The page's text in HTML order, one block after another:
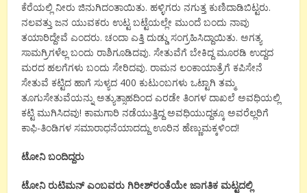
ಕೆರೆಯಲ್ಲಿ ನೀರು ಜಿನುಗಿದಂತಾಯಿತು. ಹಳ್ಳಿಗರು ನಗುತ್ತ ಕುಣಿದಾಡಿಬಿಟ್ಟರು.
ನಲವತ್ತು ಜನ ಯುವಕರು ಉಟ್ಟ ಬಟ್ಟೆಯಲ್ಲೇ ಮುಂದೆ ಬಂದು ನಾವು
ತಯಾರಿದ್ದೇವೆ ಎಂದರು. ಚಂದಾ ಎತ್ತಿ ದುಡ್ಡು ಸಂಗ್ರಹಿಸಿದ್ದಾಯಿತು. ಅಗತ್ಯ
ಸಾಮಗ್ರಿಗಳೆಲ್ಲ ಬಂದು ರಾಶಿಗೂಡಿದವು. ಸೇತುವೆಗೆ ಬೇಕಿದ್ದ ಮೂರಡಿ ಉದ್ದದ
ಮರದ ಹಲಗೆಗಳು ಬಂದು ಸೇರಿದವು. ರಾಮನ ಲಂಕಾಯಾತ್ರೆಗೆ ಕಪಿಸೇನೆ
ಸೇತುವೆ ಕಟ್ಟಿದ ಹಾಗೆ ಸುಳ್ಯದ 400 ಕುಟುಂಬಗಳು ಒಟ್ಟಾಗಿ ತಮ್ಮ
ತೂಗುಸೇತುವೆಯನ್ನು ಅತ್ಯುತ್ಸಾಹದಿಂದ ಎರಡೇ ತಿಂಗಳ ದಾಖಲೆ ಅವಧಿಯಲ್ಲಿ
ಕಟ್ಟಿ ಮುಗಿಸಿದವು! ಕಾಮಗಾರಿ ನಡೆಯುತ್ತಿದ್ದ ಅವಧಿಯುದ್ದಕ್ಕೂ ಅವರೆಲ್ಲರಿಗೆ
ಕಾಫಿ-ತಿಂಡಿಗಳ ಸಮಾರಾಧನೆಯಾದದ್ದು ಊರಿನ ಹೆಣ್ಣುಮಕ್ಕಳಿಂದ!
ಟೋನಿ ಬಂದಿದ್ದರು
ಟೋನಿ ರುಟಿಮನ್ ಎಂಬವರು ಗಿರೀಶ್‍ರಂತೆಯೇ ಜಾಗತಿಕ ಮಟ್ಟದಲ್ಲಿ